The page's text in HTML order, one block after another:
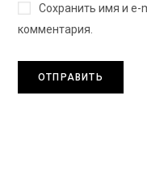
Сохранить имя и e-
комментария.